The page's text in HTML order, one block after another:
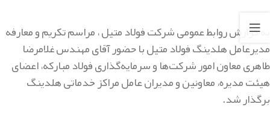
به گزارش روابط عمومی شرکت فولاد متیل ، مراسم تکریم و معارفه
مدیرعامل هلدینگ فولاد متیل با حضور آقای مهندس غلامرضا
طاهری معاون امور شرکت‌ها و سرمایه‌گذاری فولاد مبارکه، اعضای
هیئت مدیره، معاونین و مدیران عامل مراکز خدماتی هلدینگ
برگذار شد.